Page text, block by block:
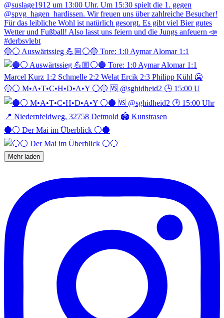
🔵⚪️ Auswärtssieg 💪🏼⚪️🔵 Tore: 1:0 Aymar Alomar 1:1
🔵⚪️ M•A•T•C•H•D•A•Y ⚪️🔵 🆚 @sghidheid2 🕒 15:00 U
🔵⚪️ Der Mai im Überblick ⚪️🔵
Mehr laden